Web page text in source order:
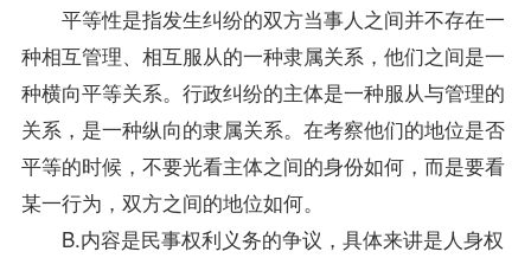
平等性是指发生纠纷的双方当事人之间并不存在一
种相互管理、相互服从的一种隶属关系，他们之间是一
种横向平等关系。行政纠纷的主体是一种服从与管理的
关系，是一种纵向的隶属关系。在考察他们的地位是否
平等的时候，不要光看主体之间的身份如何，而是要看
某一行为，双方之间的地位如何。
B.内容是民事权利义务的争议，具体来讲是人身权